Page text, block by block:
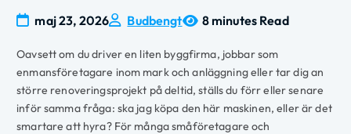
maj 23, 2026 Budbengt 8 minutes Read
Oavsett om du driver en liten byggfirma, jobbar som
enmansföretagare inom mark och anläggning eller tar dig an
större renoveringsprojekt på deltid, ställs du förr eller senare
inför samma fråga: ska jag köpa den här maskinen, eller är det
smartare att hyra? För många småföretagare och